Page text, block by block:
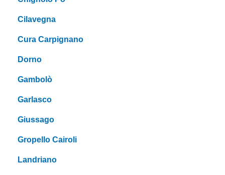
Cilavegna
Cura Carpignano
Dorno
Gambolò
Garlasco
Giussago
Gropello Cairoli
Landriano